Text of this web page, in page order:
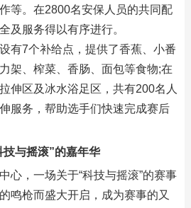
等。在2800名安保人员的共同配
及服务得以有序进行。
有7个补给点，提供了香蕉、小番
架、榨菜、香肠、面包等食物;在
伸区及冰水浴足区，共有200名人
服务，帮助选手们快速完成赛后
技与摇滚”的嘉年华
心，一场关于“科技与摇滚”的赛事
鸣枪而盛大开启，成为赛事的又